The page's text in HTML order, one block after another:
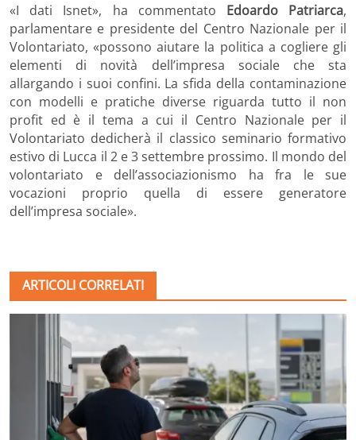
«I dati Isnet», ha commentato Edoardo Patriarca,
parlamentare e presidente del Centro Nazionale per il
Volontariato, «possono aiutare la politica a cogliere gli
elementi di novità dell’impresa sociale che sta
allargando i suoi confini. La sfida della contaminazione
con modelli e pratiche diverse riguarda tutto il non
profit ed è il tema a cui il Centro Nazionale per il
Volontariato dedicherà il classico seminario formativo
estivo di Lucca il 2 e 3 settembre prossimo. Il mondo del
volontariato e dell’associazionismo ha fra le sue
vocazioni proprio quella di essere generatore
dell’impresa sociale».
ARTICOLI CORRELATI